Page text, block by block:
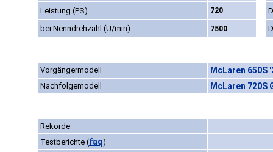
Leistung (PS)
720
bei Nenndrehzahl (U/min)
7500
Vorgängermodell McLaren 650S
Nachfolgemodell McLaren 720S
Rekorde
Testberichte (faq)